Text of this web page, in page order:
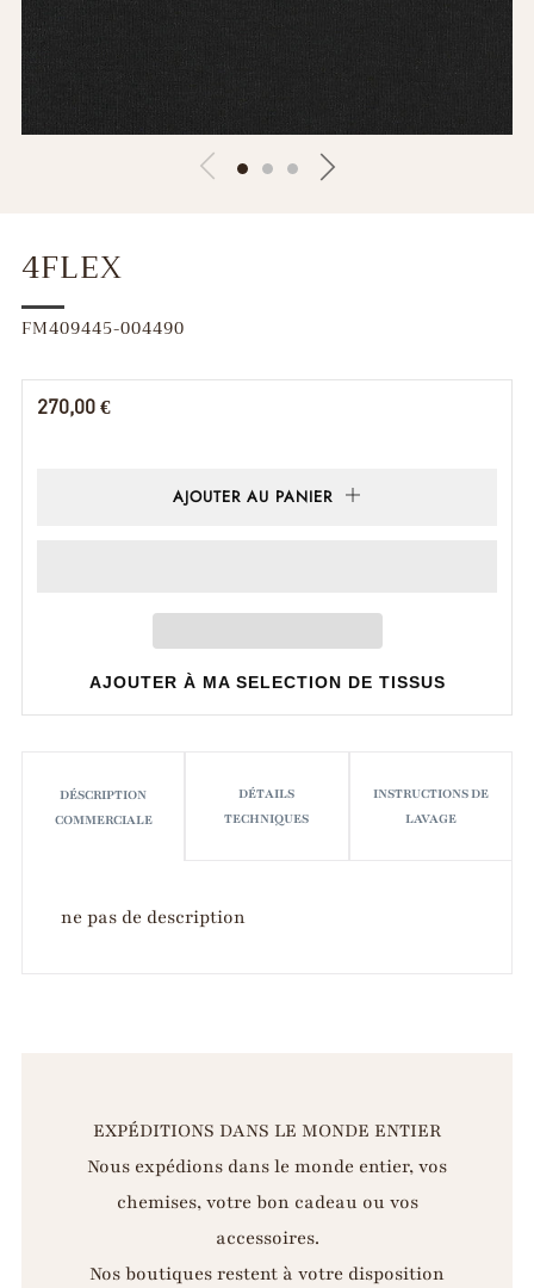
4FLEX
FM409445-004490
Prix
270,00 €
AJOUTER AU PANIER
AJOUTER À MA SELECTION DE TISSUS
DÉSCRIPTION
COMMERCIALE
DÉTAILS
TECHNIQUES
INSTRUCTIONS DE
LAVAGE
ne pas de description
EXPÉDITIONS DANS LE MONDE ENTIER
Nous expédions dans le monde entier, vos
chemises, votre bon cadeau ou vos
accessoires.
Nos boutiques restent à votre disposition